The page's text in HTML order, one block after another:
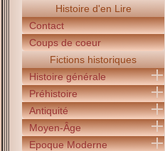
Histoire d'en Lire
Contact
Coups de coeur
Fictions historiques
Histoire générale
Préhistoire
Antiquité
Moyen-Âge
Epoque Moderne